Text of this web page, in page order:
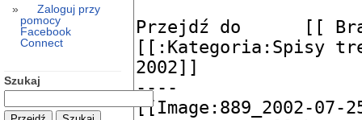
Zaloguj przy
pomocy
Facebook
Connect
Szukaj